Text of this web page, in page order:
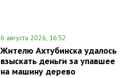
6 августа 2026, 16:52
Жителю Ахтубинска удалось
взыскать деньги за упавшее
на машину дерево